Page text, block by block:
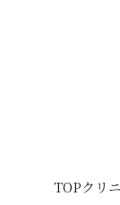
TOPクリ